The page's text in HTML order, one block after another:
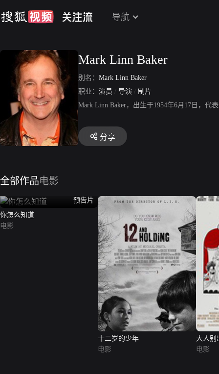
导航
Mark Linn Baker
别名： Mark Linn Baker
职业： 演员 / 导演 / 制片
Mark Linn Baker，出生于1954年6月17日，代
分享
全部作品电影
预告片
你怎么知道
电影
十二岁的少年
电影
大人别
电影